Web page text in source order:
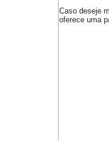
Caso deseje
oferece uma